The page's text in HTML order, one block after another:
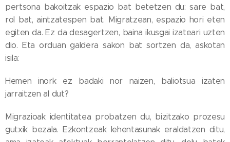
pertsona bakoitzak espazio bat betetzen du: sare bat,
rol bat, aintzatespen bat. Migratzean, espazio hori eten
egiten da. Ez da desagertzen, baina ikusgai izateari uzten
dio. Eta orduan galdera sakon bat sortzen da, askotan
isila:
Hemen inork ez badaki nor naizen, baliotsua izaten
jarraitzen al dut?
Migrazioak identitatea probatzen du, bizitzako prozesu
gutxik bezala. Ezkontzeak lehentasunak eraldatzen ditu,